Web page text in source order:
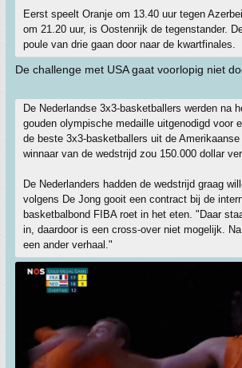
Eerst speelt Oranje om 13.40 uur tegen
om 21.20 uur, is Oostenrijk de tegenstander.
poule van drie gaan door naar de kwartfinales.
De challenge met USA gaat voorlopig niet
De Nederlandse 3x3-basketballers werden na
gouden olympische medaille uitgenodigd voor
de beste 3x3-basketballers uit de
winnaar van de wedstrijd zou 150.000 dollar
De Nederlanders hadden de wedstrijd graag
volgens De Jong gooit een contract bij de
basketbalbond FIBA roet in het eten. "Daar
in, daardoor is een cross-over niet mogelijk.
een ander verhaal."